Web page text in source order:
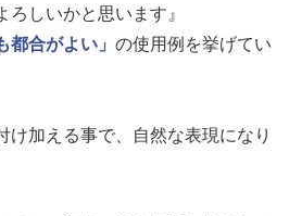
ろしいかと思います』
都合がよい」 の使用例を挙げてい
け加える事で、自然な表現になり